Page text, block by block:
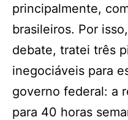
principalmente,
brasileiros. Por
debate, tratei três
inegociáveis para
governo federal: a
para 40 horas